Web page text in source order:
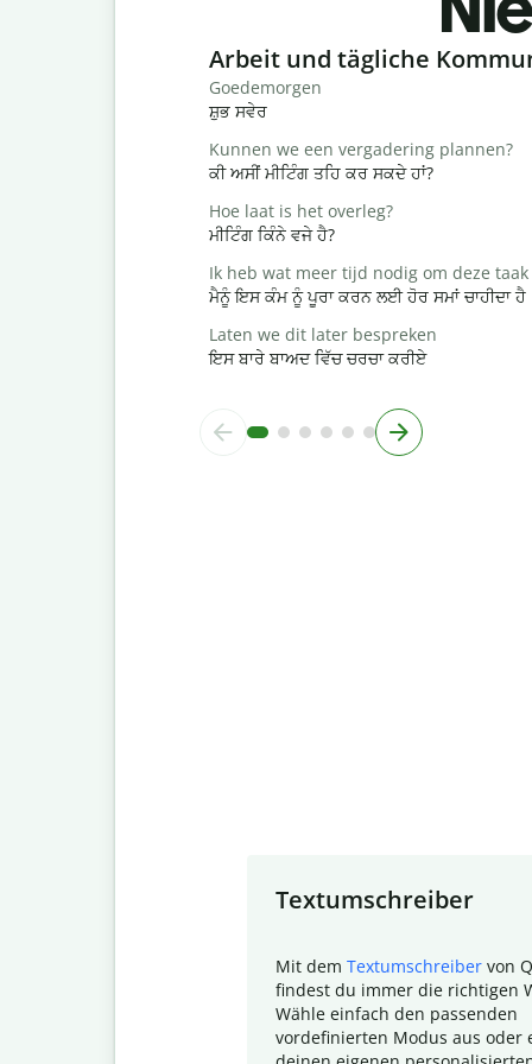
Slide 1 of 6
Arbeit und tägliche
Goedemorgen
ਸ਼ੁਭ ਸਵੇਰ
Kunnen we een vergadering plannen?
ਕੀ ਅਸੀਂ ਮੀਟਿੰਗ ਤਹਿ ਕਰ ਸਕਦੇ ਹਾਂ?
Hoe laat is het overleg?
ਮੀਟਿੰਗ ਕਿੰਨੇ ਵਜੇ ਹੈ?
Ik heb wat meer tijd nodig om deze
ਮੈਨੂੰ ਇਸ ਕੰਮ ਨੂੰ ਪੂਰਾ ਕਰਨ ਲਈ ਹੋਰ ਸਮਾਂ ਚਾਹੀਦਾ ਹੈ
Laten we dit later bespreken
ਇਸ ਬਾਰੇ ਬਾਅਦ ਵਿੱਚ ਚਰਚਾ ਕਰੀਏ
Textumschreiber
Mit dem Textumschreiber von
findest du immer die richtigen
Wähle einfach den passenden
vordefinierten Modus aus oder